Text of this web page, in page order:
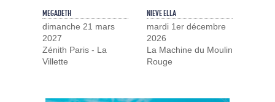
MEGADETH
dimanche 21 mars
2027
Zénith Paris - La
Villette
NIEVE ELLA
mardi 1er décembre
2026
La Machine du Moulin
Rouge